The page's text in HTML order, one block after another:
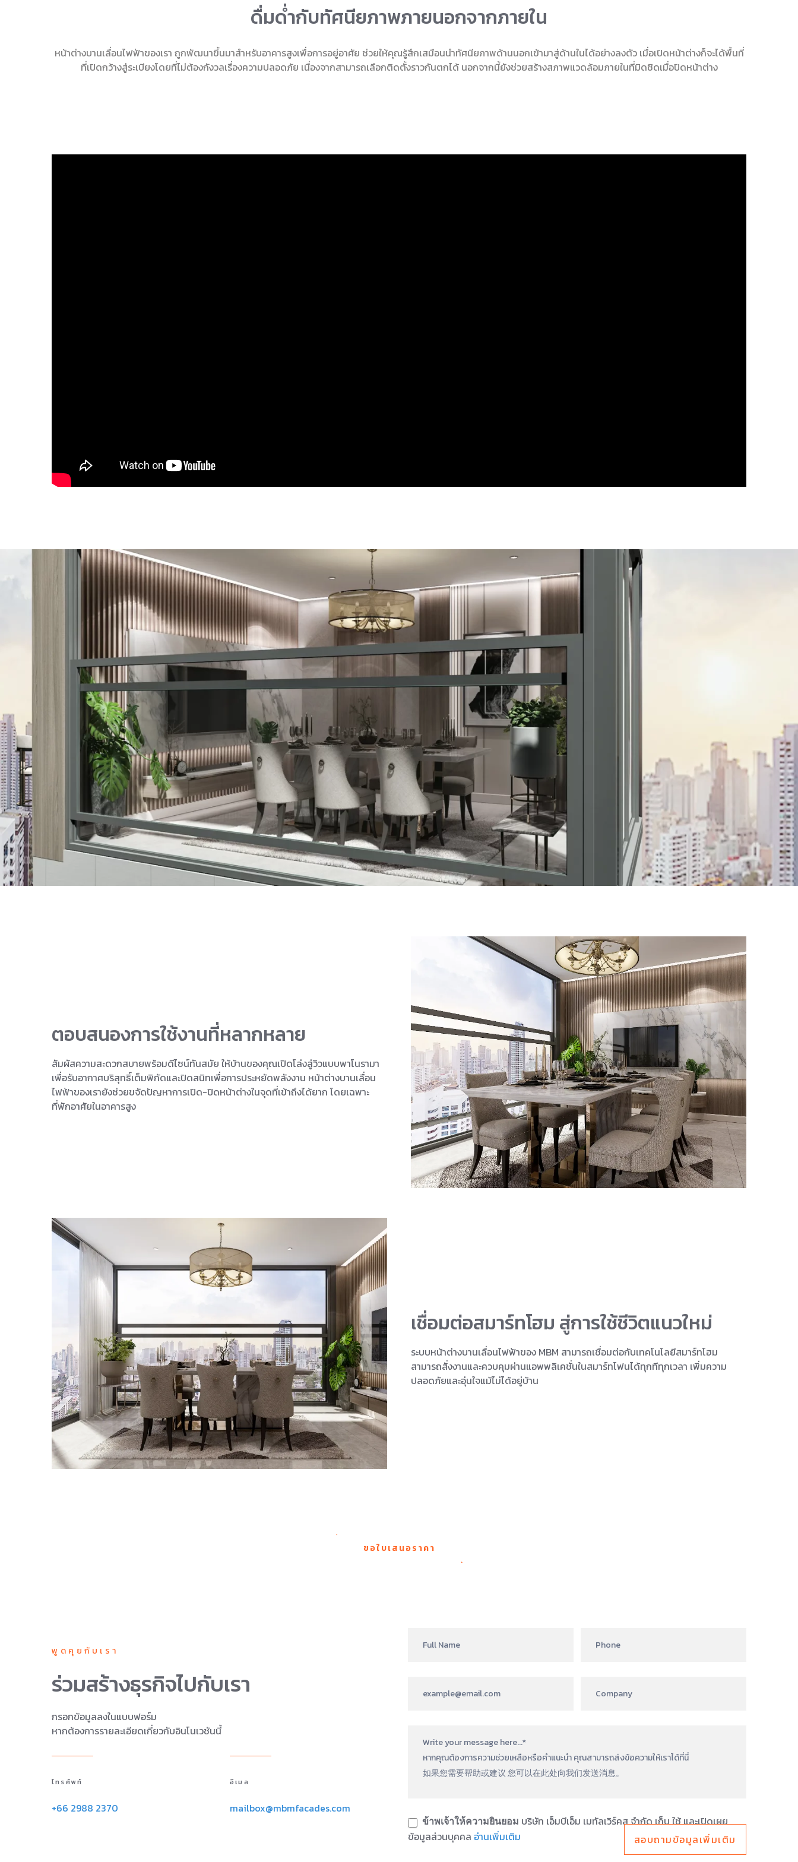
ดื่มด่ำกับทัศนียภาพภายนอกจากภายใน
หน้าต่างบานเลื่อนไฟฟ้าของเรา ถูกพัฒนาขึ้นมาสำหรับอาคารสูงเพื่อการอยู่อาศัย ช่วยให้คุณรู้สึกเสมือนนำทัศนียภาพด้านนอกเข้ามาสู่ด้านในได้อย่างลงตัว เมื่อเปิดหน้าต่างก็จะได้พื้นที่
ที่เปิดกว้างสู่ระเบียงโดยที่ไม่ต้องกังวลเรื่องความปลอดภัย เนื่องจากสามารถเลือกติดตั้งราวกันตกได้ นอกจากนี้ยังช่วยสร้างสภาพแวดล้อมภายในที่มิดชิดเมื่อปิดหน้าต่าง
ตอบสนองการใช้งานที่หลากหลาย
สัมผัสความสะดวกสบายพร้อมดีไซน์ทันสมัย ให้บ้านของคุณเปิดโล่งสู่วิวแบบพาโนรามา
เพื่อรับอากาศบริสุทธิ์เต็มพิกัดและปิดสนิทเพื่อการประหยัดพลังงาน หน้าต่างบานเลื่อน
ไฟฟ้าของเรายังช่วยขจัดปัญหาการเปิด-ปิดหน้าต่างในจุดที่เข้าถึงได้ยาก โดยเฉพาะ
ที่พักอาศัยในอาคารสูง
เชื่อมต่อสมาร์ทโฮม สู่การใช้ชีวิตแนวใหม่
ระบบหน้าต่างบานเลื่อนไฟฟ้าของ MBM สามารถเชื่อมต่อกับเทคโนโลยีสมาร์ทโฮม
สามารถสั่งงานและควบคุมผ่านแอพพลิเคชั่นในสมาร์ทโฟนได้ทุกทีทุกเวลา เพิ่มความ
ปลอดภัยและอุ่นใจแม้ไม่ได้อยู่บ้าน
ขอใบเสนอราคา
พูดคุยกับเรา
ร่วมสร้างธุรกิจไปกับเรา
กรอกข้อมูลลงในแบบฟอร์ม
หากต้องการรายละเอียดเกี่ยวกับอินโนเวชันนี้
โทรศัพท์
+66 2988 2370
อีเมล
mailbox@mbmfacades.com
FOR
TH
ข้าพเจ้าให้ความยินยอม บริษัท เอ็มบีเอ็ม เมทัลเวิร์คส จำกัด เก็บ ใช้ และเปิดเผย
ข้อมูลส่วนบุคคล อ่านเพิ่มเติม สอบถามข้อมูลเพิ่มเติม